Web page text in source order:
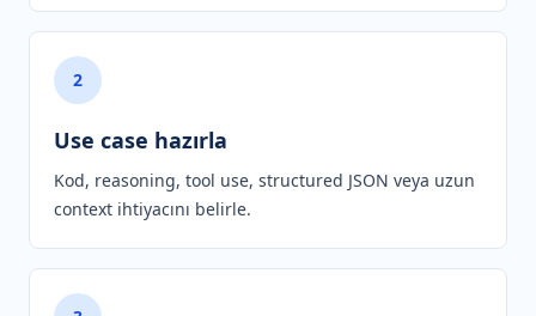
2
Use case hazırla
Kod, reasoning, tool use, structured JSON veya uzun
context ihtiyacını belirle.